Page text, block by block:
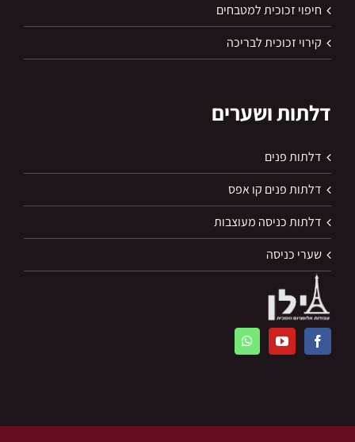
חיפוי זכוכית למטבחים
קירוי זכוכית לבריכה
דלתות ושערים
דלתות פנים
דלתות פנים קו אפס
דלתות כניסה מעוצבות
שערי כניסה